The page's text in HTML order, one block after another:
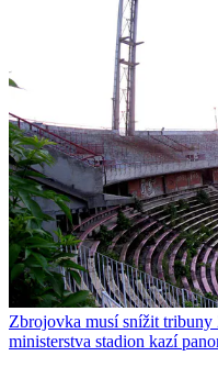
Zbrojovka musí snížit
ministerstva stadion kazí